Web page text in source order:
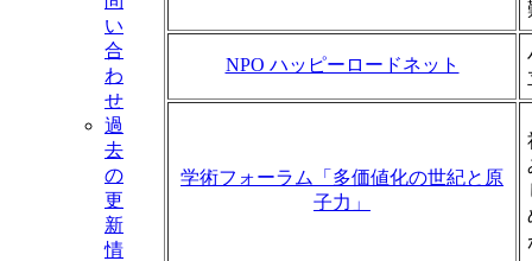
い
合
わ
せ
過
去
の
更
新
情
NPO ハッピーロードネット
学術フォーラム「多価値化の世紀と原
子力」